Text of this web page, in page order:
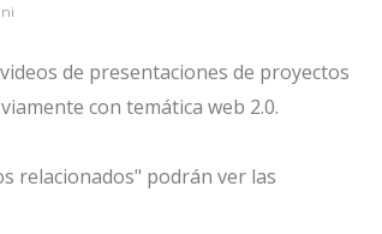
de presentaciones de proyectos
con temática web 2.0.
relacionados" podrán ver las